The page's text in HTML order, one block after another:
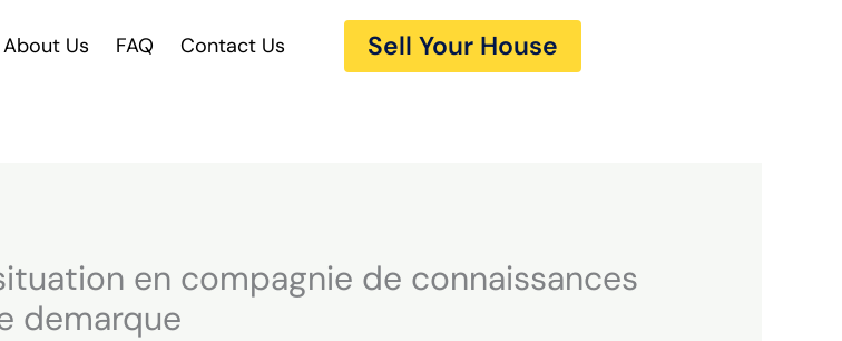
About Us FAQ Contact Us Sell Your House
en compagnie de connaissances
demarque